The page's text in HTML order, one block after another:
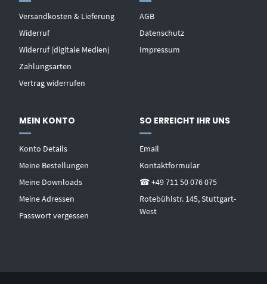
Versandkosten & Lieferung
Widerruf
Widerruf (digitale Medien)
Zahlungsarten
Vertrag widerrufen
AGB
Datenschutz
Impressum
MEIN KONTO
Konto Details
Meine Bestellungen
Meine Downloads
Meine Adressen
Passwort vergessen
SO ERREICHT IHR UNS
Email
Kontaktformular
☎ +49 711 50 076 075
Rotebühlstr. 145, Stuttgart-
West